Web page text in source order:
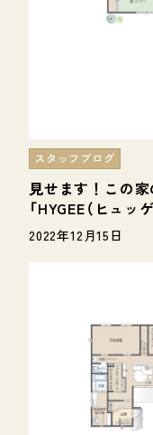
見せます！この
「HYGEE（ヒュッ
スタッフブログ
2022年12月15日